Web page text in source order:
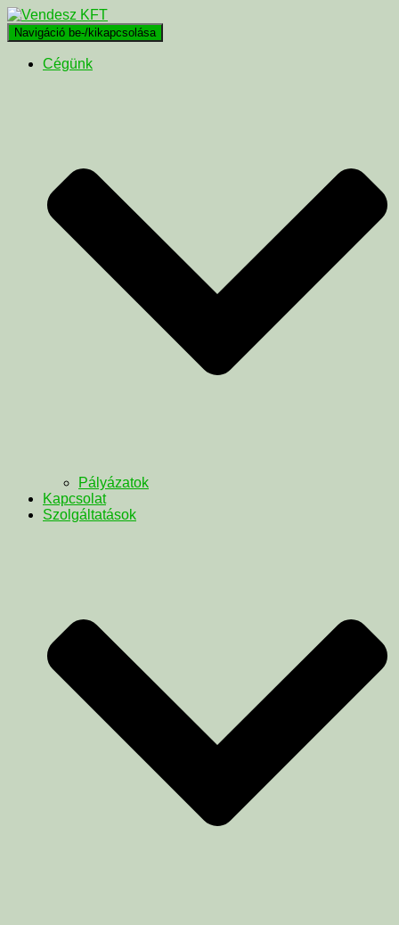
Navigáció be-/kikapcsolása
Cégünk
Pályázatok
Kapcsolat
Szolgáltatások